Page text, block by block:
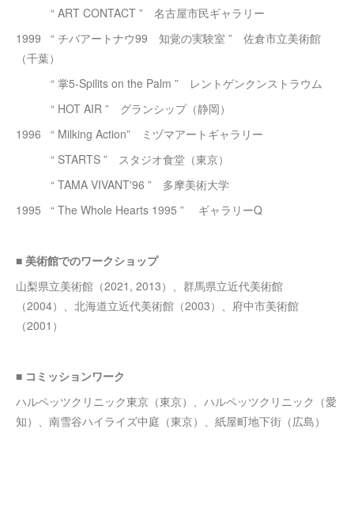
“ ART CONTACT ” 名古屋市民ギャラリー
1999 “ チバアートナウ99 知覚の実験室 ” 佐倉市立美術館
（千葉）
“ 掌5-Spilits on the Palm ” レントゲンクンストラウム
“ HOT AIR ” グランシップ（静岡）
1996 “ Milking Action” ミヅマアートギャラリー
“ STARTS ” スタジオ食堂（東京）
“ TAMA VIVANT'96 ” 多摩美術大学
1995 “ The Whole Hearts 1995 ” ギャラリーQ
■ 美術館でのワークショップ
山梨県立美術館（2021, 2013）、群馬県立近代美術館
（2004）、北海道立近代美術館（2003）、府中市美術館
（2001）
■ コミッションワーク
ハルペッツクリニック東京（東京）、ハルペッツクリニック（愛
知）、南雪谷ハイライズ中庭（東京）、紙屋町地下街（広島）